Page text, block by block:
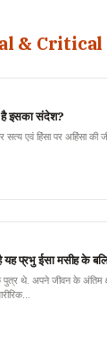
& Critical
है इसका संदेश?
एवं हिंसा पर अहिंसा की
यह प्रभु ईसा मसीह के
पुत्र थे. अपने जीवन के अंतिम